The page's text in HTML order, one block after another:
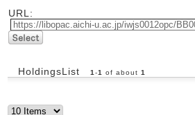
URL:
HoldingsList 1 -1 of about 1